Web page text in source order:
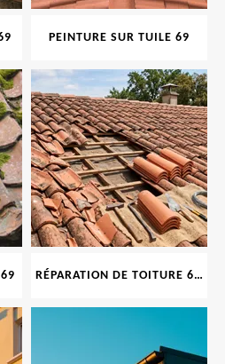
PEINTURE SUR TUILE 69
RÉPARATION DE TOITURE 69 RHONE, TUILES CASSÉES OU ABIMÉES